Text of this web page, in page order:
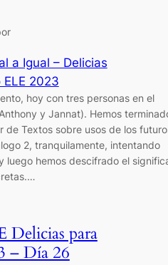
a Igual – Delicias
2023
hoy con tres personas en el
y Jannat). Hemos
de Textos sobre usos de los
2, tranquilamente, intentando
luego hemos descifrado el
Delicias para
– Día 26